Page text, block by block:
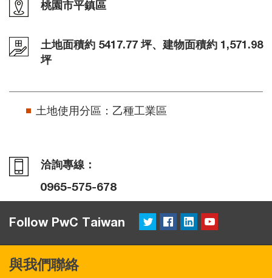
桃園市平鎮區
土地面積約 5417.77 坪、建物面積約 1,571.98
坪
土地使用分區：乙種工業區
洽詢專線：
0965-575-678
Follow PwC Taiwan twitterFacebookLinkedInYouTube
與我們聯絡